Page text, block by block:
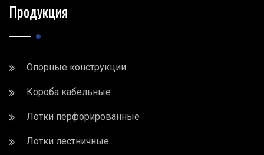
Продукция
Опорные конструкции
Короба кабельные
Лотки перфорированные
Лотки лестничные